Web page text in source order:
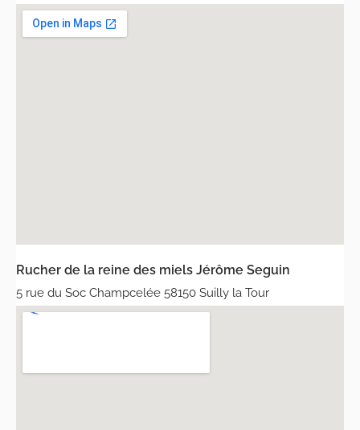
Rucher de la reine des miels Jérôme Seguin
5 rue du Soc Champcelée 58150 Suilly la Tour